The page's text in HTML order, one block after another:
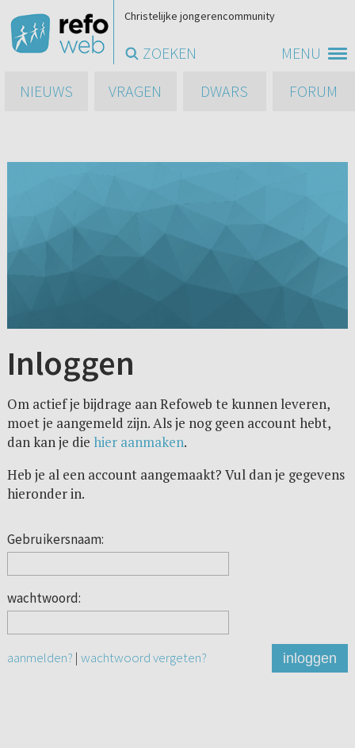
MENU
Christelijke jongerencommunity
ZOEKEN
NIEUWS
VRAGEN DWARS FORUM
Inloggen
Om actief je bijdrage aan Refoweb te kunnen leveren,
moet je aangemeld zijn. Als je nog geen account hebt,
dan kan je die hier aanmaken.
Heb je al een account aangemaakt? Vul dan je gegevens
hieronder in.
Gebruikersnaam:
wachtwoord:
aanmelden? | wachtwoord vergeten? inloggen